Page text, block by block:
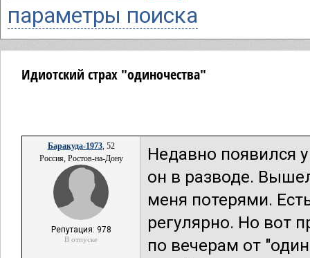
параметры поиска
Идиотский страх "одиночества"
Баракуда-1973, 52
Россия, Ростов-на-Дону
Репутация: 978
В отпуске
Недавно появился
он в разводе.
меня потерями.
регулярно. Но вот
по вечерам от